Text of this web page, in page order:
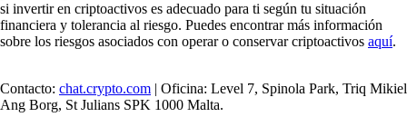
si invertir en criptoactivos es adecuado para ti según tu situación
financiera y tolerancia al riesgo. Puedes encontrar más información
sobre los riesgos asociados con operar o conservar criptoactivos aquí.
Contacto: chat.crypto.com | Oficina: Level 7, Spinola Park, Triq Mikiel
Ang Borg, St Julians SPK 1000 Malta.